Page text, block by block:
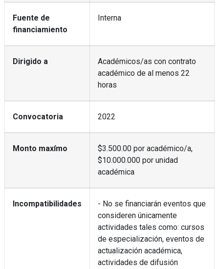
Fuente de
financiamiento
Interna
Dirigido a
Académicos/as con contrato
académico de al menos 22
horas
Convocatoria 2022
Monto maxímo
$3.500.00 por académico/a,
$10.000.000 por unidad
académica
Incompatibilidades
- No se financiarán eventos que
consideren únicamente
actividades tales como: cursos
de especialización, eventos de
actualización académica,
actividades de difusión